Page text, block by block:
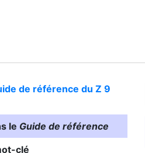
de référence du Z 9
le Guide de référence
clé